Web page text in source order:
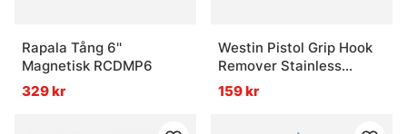
Rapala Tång 6''
Magnetisk RCDMP6
329 kr
Westin Pistol Grip Hook
Remover Stainless
12'/30cm
159 kr